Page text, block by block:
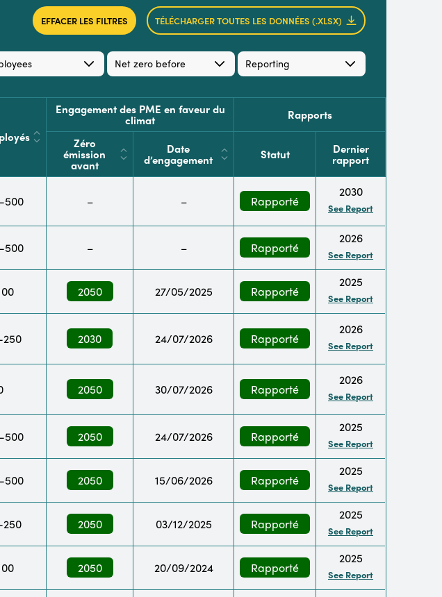
EFFACER LES FILTRES TÉLÉCHARGER TOUTES LES DONNÉES (.XLSX)
Net zero before Reporting
Engagement des PME en faveur du
climat
Rapports
Zéro
émission
avant
Date
d’engagement Statut Dernier
rapport
500 – – Rapporté
2030
See Report
500 – – Rapporté
2026
See Report
2050 27/05/2025 Rapporté
2025
See Report
250 2030 24/07/2026 Rapporté
2026
See Report
2050 30/07/2026 Rapporté
2026
See Report
500 2050 24/07/2026 Rapporté
2025
See Report
500 2050 15/06/2026 Rapporté
2025
See Report
250 2050 03/12/2025 Rapporté
2025
See Report
2050 20/09/2024 Rapporté
2025
See Report